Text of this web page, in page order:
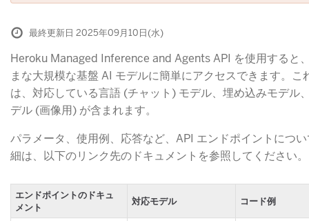
最終更新日 2025年09月10日(水)
Heroku Managed Inference and Agents API を使用すると
まな大規模な基盤 AI モデルに簡単にアクセスできます。こ
は、対応している言語 (チャット) モデル、埋め込みモデル
デル (画像用) が含まれます。
パラメータ、使用例、応答など、API エンドポイントにつ
細は、以下のリンク先のドキュメントを参照してください。
エンドポイントのドキュ
メント
対応モデル コード例